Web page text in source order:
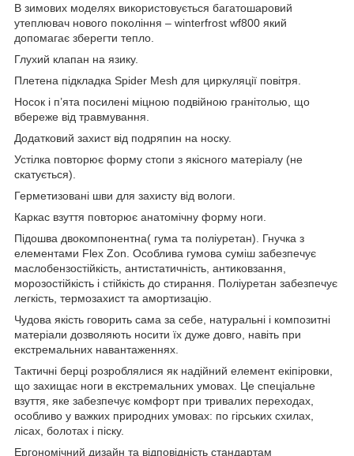
В зимових моделях використовується багатошаровий
утеплювач нового покоління – winterfrost wf800 який
допомагає зберегти тепло.
Глухий клапан на язику.
Плетена підкладка Spider Mesh для циркуляції повітря.
Носок і п’ята посилені міцною подвійною гранітолью, що
вбереже від травмування.
Додатковий захист від подряпин на носку.
Устілка повторює форму стопи з якісного матеріалу (не
скатується).
Герметизовані шви для захисту від вологи.
Каркас взуття повторює анатомічну форму ноги.
Підошва двокомпонентна( гума та поліуретан). Гнучка з
елементами Flex Zon. Особлива гумова суміш забезпечує
маслобензостійкість, антистатичність, антиковзання,
морозостійкість і стійкість до стирання. Поліуретан забезпечує
легкість, термозахист та амортизацію.
Чудова якість говорить сама за себе, натуральні і композитні
матеріали дозволяють носити їх дуже довго, навіть при
екстремальних навантаженнях.
Тактичні берці розроблялися як надійний елемент екіпіровки,
що захищає ноги в екстремальних умовах. Це спеціальне
взуття, яке забезпечує комфорт при тривалих переходах,
особливо у важких природних умовах: по гірських схилах,
лісах, болотах і піску.
Ергономічний дизайн та відповідність стандартам